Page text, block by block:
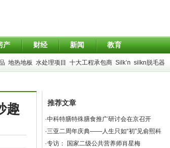
产 财经 新闻 教育
地热地板 水处理项目 十大工程承包商 Silk’n silkn脱毛器
趣 推荐文章
·中科特膳特殊膳食推广研讨会在京召开
·三亚二周年庆典——人生只如“初”见俞熙科
·专访： 国家二级公共营养师肖星梅